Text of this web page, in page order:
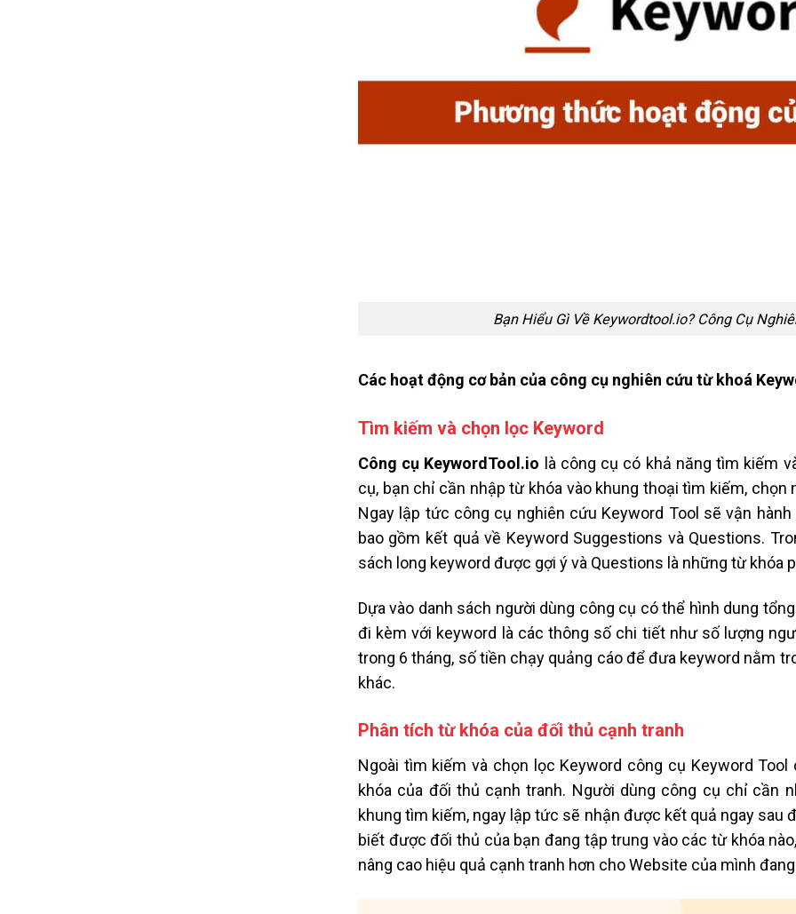
Bạn Hiểu Gì Về Keywordtool.io? Công Cụ
Các hoạt động cơ bản của công cụ nghiên cứu từ khoá
Tìm kiếm và chọn lọc Keyword
Công cụ KeywordTool.io là công cụ có khả năng tìm kiếm
cụ, bạn chỉ cần nhập từ khóa vào khung thoại tìm kiếm,
Ngay lập tức công cụ nghiên cứu Keyword Tool sẽ vận
bao gồm kết quả về Keyword Suggestions và Questions.
sách long keyword được gợi ý và Questions là những từ khóa
Dựa vào danh sách người dùng công cụ có thể hình dung
đi kèm với keyword là các thông số chi tiết như số lượng
trong 6 tháng, số tiền chạy quảng cáo để đưa keyword nằm
khác.
Phân tích từ khóa của đối thủ cạnh tranh
Ngoài tìm kiếm và chọn lọc Keyword công cụ Keyword
khóa của đối thủ cạnh tranh. Người dùng công cụ chỉ cần
khung tìm kiếm, ngay lập tức sẽ nhận được kết quả ngay sau
biết được đối thủ của bạn đang tập trung vào các từ khóa
nâng cao hiệu quả cạnh tranh hơn cho Website của mình